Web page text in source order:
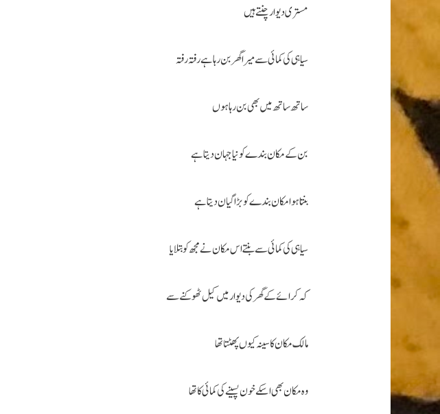
مستری دیوار چنتے ہیں
سیاہی کی کمائی سے میرا گھر بن رہا ہے رفتہ رفتہ
ساتھ ساتھ میں بھی بن رہا ہوں
بن کےمکان بندے کو نیا جہان دیتا ہے
بنتا ہوا مکان بندے کو بڑا گیان دیتا ہے
سیاہی کی کمائی سے بنتے اس مکان نے مجھ کو بتلایا
کہ کرائے کے گھر کی دیوار میں کیل ٹھوکنے سے
مالک مکان کا سینہ کیوں پھٹتا تھا
وہ مکان بھی اسکے خون پسینے کی کمائی کا تھا